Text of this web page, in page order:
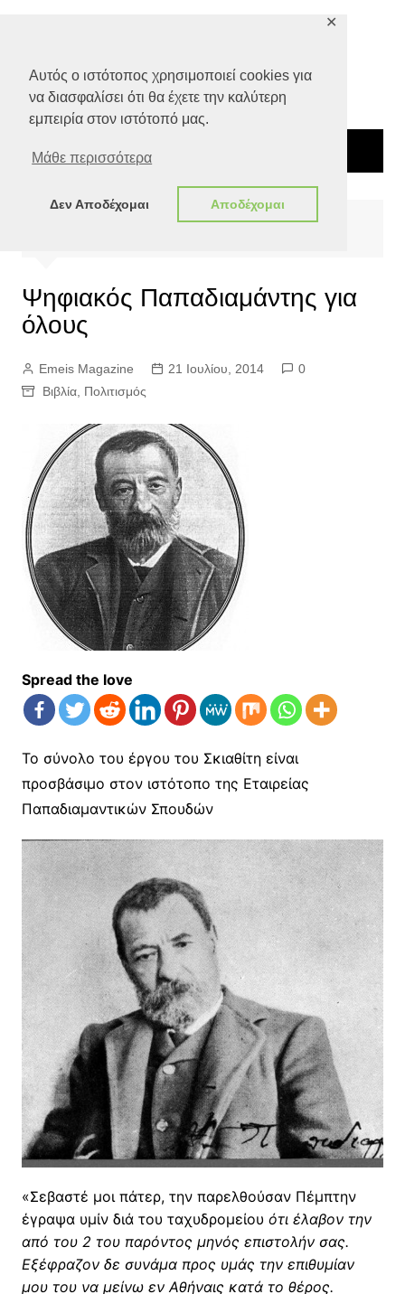
Αυτός ο ιστότοπος χρησιμοποιεί cookies για
να διασφαλίσει ότι θα έχετε την καλύτερη
εμπειρία στον ιστότοπό μας.
Μάθε περισσότερα
Δεν Αποδέχομαι Αποδέχομαι
✕
Ψηφιακός Παπαδιαμάντης για
όλους
Emeis Magazine 21 Ιουλίου, 2014
0
Βιβλία, Πολιτισμός
Spread the love
Το σύνολο του έργου του Σκιαθίτη είναι
προσβάσιμο στον ιστότοπο της Εταιρείας
Παπαδιαμαντικών Σπουδών
«Σεβαστέ μοι πάτερ, την παρελθούσαν Πέμπτην
έγραψα υμίν διά του ταχυδρομείου ότι έλαβον την
από του 2 του παρόντος μηνός επιστολήν σας.
Εξέφραζον δε συνάμα προς υμάς την επιθυμίαν
μου του να μείνω εν Αθήναις κατά το θέρος.